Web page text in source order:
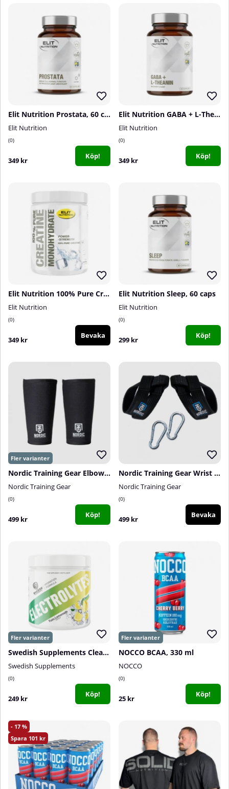
Elit Nutrition Prostata, 60 caps
Elit Nutrition
0
349 kr Köp!
Elit Nutrition GABA + L-Theanine, 120 caps
Elit Nutrition
0
349 kr Köp!
Elit Nutrition 100% Pure Creatine Monohydrate, 500 g
Elit Nutrition
0
349 kr Bevaka
Elit Nutrition Sleep, 60 caps
Elit Nutrition
0
299 kr Köp!
Nordic Training Gear Elbow Sleeves, 5-7 mm
Nordic Training Gear
0
499 kr Köp!
Nordic Training Gear Wrist Straps (Wrist Cuffs)
Nordic Training Gear
0
499 kr Bevaka
Swedish Supplements Clear Electrolytes, 240 g
Swedish Supplements
0
249 kr Köp!
NOCCO BCAA, 330 ml
NOCCO
0
25 kr Köp!
17
101